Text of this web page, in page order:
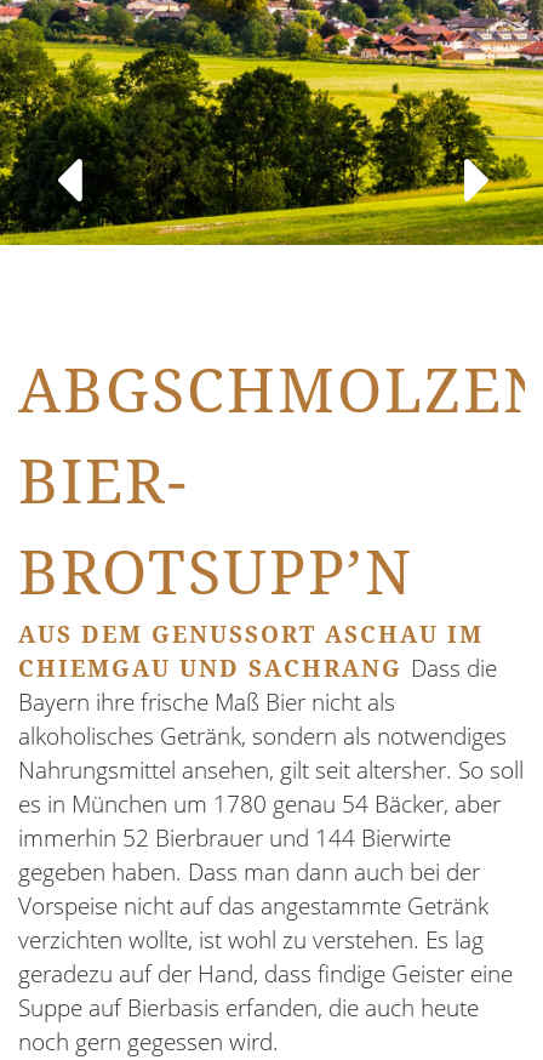
BIER-
BROTSUPP’N
AUS DEM GENUSSORT ASCHAU IM
CHIEMGAU UND SACHRANG Dass die
Bayern ihre frische Maß Bier nicht als
alkoholisches Getränk, sondern als notwendiges
Nahrungsmittel ansehen, gilt seit altersher. So soll
es in München um 1780 genau 54 Bäcker, aber
immerhin 52 Bierbrauer und 144 Bierwirte
gegeben haben. Dass man dann auch bei der
Vorspeise nicht auf das angestammte Getränk
verzichten wollte, ist wohl zu verstehen. Es lag
geradezu auf der Hand, dass findige Geister eine
Suppe auf Bierbasis erfanden, die auch heute
noch gern gegessen wird.